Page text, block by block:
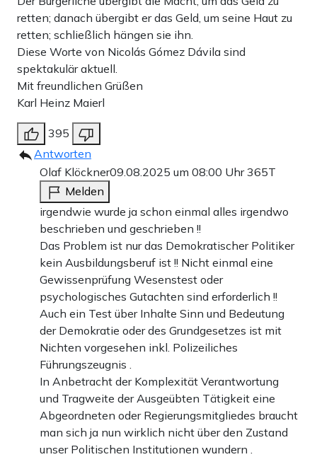
retten; danach übergibt er das Geld, um seine Haut zu
retten; schließlich hängen sie ihn.
Diese Worte von Nicolás Gómez Dávila sind
spektakulär aktuell.
Mit freundlichen Grüßen
Karl Heinz Maierl
395
Antworten
Olaf Klöckner09.08.2025 um 08:00 Uhr365T
Melden
irgendwie wurde ja schon einmal alles irgendwo
beschrieben und geschrieben !!
Das Problem ist nur das Demokratischer Politiker
kein Ausbildungsberuf ist !! Nicht einmal eine
Gewissenprüfung Wesenstest oder
psychologisches Gutachten sind erforderlich !!
Auch ein Test über Inhalte Sinn und Bedeutung
der Demokratie oder des Grundgesetzes ist mit
Nichten vorgesehen inkl. Polizeiliches
Führungszeugnis .
In Anbetracht der Komplexität Verantwortung
und Tragweite der Ausgeübten Tätigkeit eine
Abgeordneten oder Regierungsmitgliedes braucht
man sich ja nun wirklich nicht über den Zustand
unser Politischen Institutionen wundern .